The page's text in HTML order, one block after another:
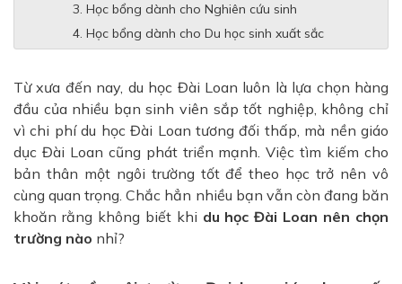
Học bổng dành cho Nghiên cứu sinh
Học bổng dành cho Du học sinh xuất sắc
Từ xưa đến nay, du học Đài Loan luôn là lựa chọn hàng
đầu của nhiều bạn sinh viên sắp tốt nghiệp, không chỉ
vì chi phí du học Đài Loan tương đối thấp, mà nền giáo
dục Đài Loan cũng phát triển mạnh. Việc tìm kiếm cho
bản thân một ngôi trường tốt để theo học trở nên vô
cùng quan trọng. Chắc hẳn nhiều bạn vẫn còn đang băn
khoăn rằng không biết khi du học Đài Loan nên chọn
trường nào nhỉ?